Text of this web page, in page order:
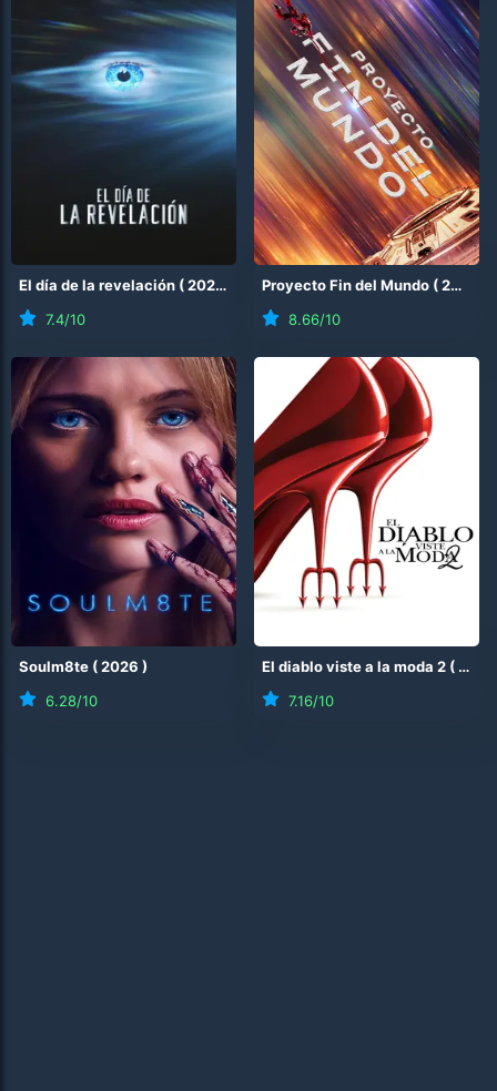
El día de la revelación (2026 )
7.4/10
Proyecto Fin del Mundo (2026
8.66/10
Soulm8te (2026 )
6.28/10
El diablo viste a la moda 2 ( 2026
7.16/10